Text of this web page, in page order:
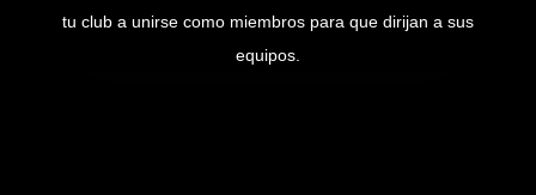
tu club a unirse como miembros para que dirijan a sus
equipos.